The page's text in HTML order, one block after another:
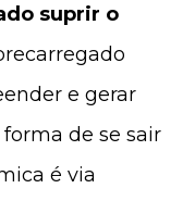
suprir o
e gerar
de se sair
é via